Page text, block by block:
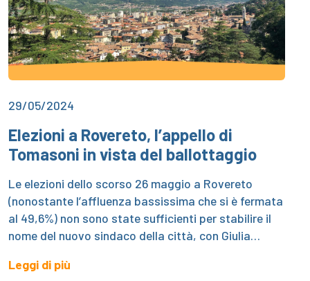
29/05/2024
Elezioni a Rovereto, l’appello di
Tomasoni in vista del ballottaggio
Le elezioni dello scorso 26 maggio a Rovereto
(nonostante l’affluenza bassissima che si è fermata
al 49,6%) non sono state sufficienti per stabilire il
nome del nuovo sindaco della città, con Giulia…
Leggi di più